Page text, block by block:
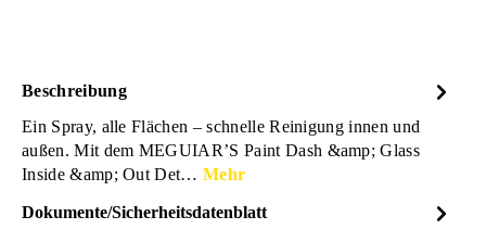
Beschreibung
Ein Spray, alle Flächen – schnelle Reinigung innen und
außen. Mit dem MEGUIAR’S Paint Dash &amp; Glass
Inside &amp; Out Det…Mehr
Dokumente/Sicherheitsdatenblatt